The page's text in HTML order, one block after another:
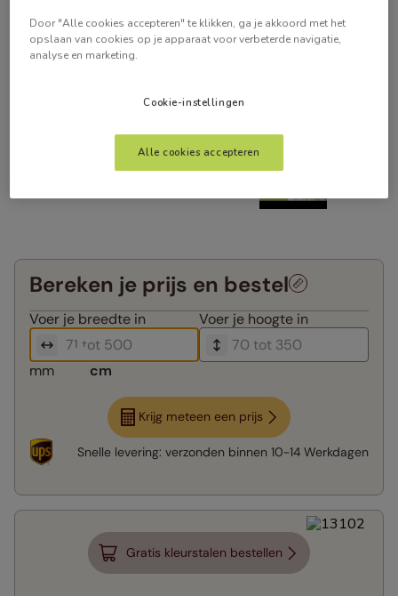
Bereken je prijs en bestel
Voer je breedte in Voer je hoogte in
mm cm
Krijg meteen een prijs
Snelle levering: verzonden binnen 10-14 Werkdagen
Gratis kleurstalen bestellen
Door "Alle cookies accepteren" te klikken, ga je akkoord met het
opslaan van cookies op je apparaat voor verbeterde navigatie,
analyse en marketing.
Cookie-instellingen
Alle cookies accepteren